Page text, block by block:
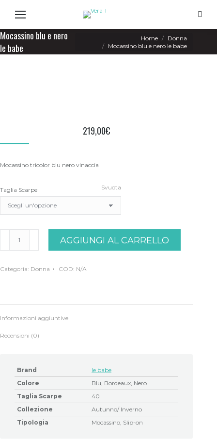
Search:
Mocassino blu e nero
le babe
Home
Donna
Mocassino blu e nero le babe
219,00€
Mocassino tricolor blu nero vinaccia
Taglia Scarpe Svuota
babe
AGGIUNGI AL CARRELLO
Categoria: Donna COD: N/A
Informazioni aggiuntive
Recensioni (0)
Brand
le babe
Colore
Blu, Bordeaux, Nero
Taglia Scarpe
40
Collezione
Autunno/ Inverno
Tipologia
Mocassino, Slip-on